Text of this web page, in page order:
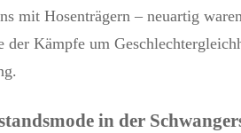
mit Hosenträgern – neuartig
der Kämpfe um
in der